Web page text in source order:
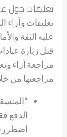
تعليقات حول
تعليقات وآراء
عليه الثقة
قبل زيارة
مراجعة آراء
مراجعتها من
الدفع